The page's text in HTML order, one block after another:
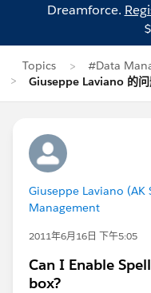
Dreamforce.
Topics
#Data
Giuseppe Laviano 的
Giuseppe Laviano
Management
2011年6月16日 下午5:05
Can I Enable
box?